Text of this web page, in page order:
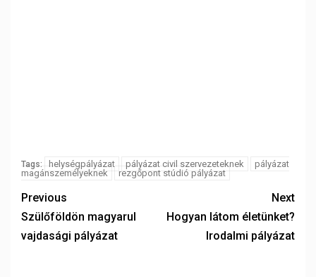
Tags: helységpályázat pályázat civil szervezeteknek
pályázat
magánszemélyeknek
rezgőpont stúdió pályázat
Previous
Szülőföldön magyarul
vajdasági pályázat
Next
Hogyan látom életünket?
Irodalmi pályázat